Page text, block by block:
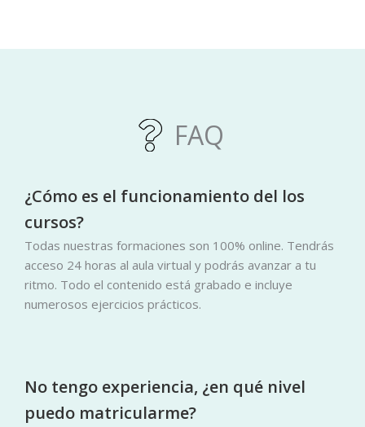
FAQ
¿Cómo es el funcionamiento del los
cursos?
Todas nuestras formaciones son 100% online. Tendrás
acceso 24 horas al aula virtual y podrás avanzar a tu
ritmo. Todo el contenido está grabado e incluye
numerosos ejercicios prácticos.
No tengo experiencia, ¿en qué nivel
puedo matricularme?